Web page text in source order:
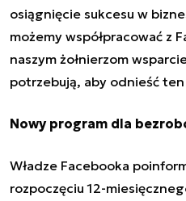
osiągnięcie sukcesu w
możemy współpracować z
naszym żołnierzom
potrzebują, aby odnieść ten
Nowy program dla
Władze Facebooka
rozpoczęciu 12-